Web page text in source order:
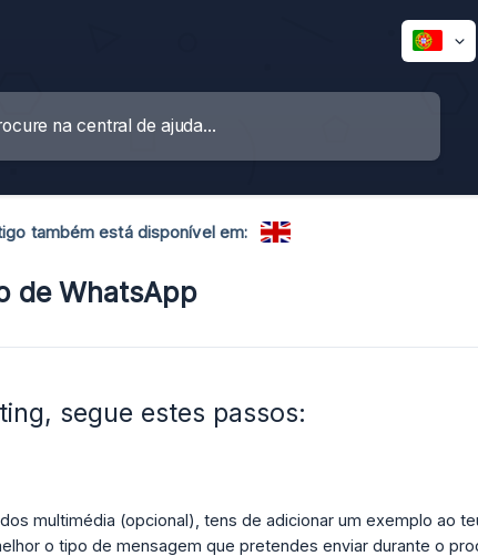
também está disponível em:
de WhatsApp
segue estes passos:
multimédia (opcional), tens de adicionar um exemplo ao
o tipo de mensagem que pretendes enviar durante o